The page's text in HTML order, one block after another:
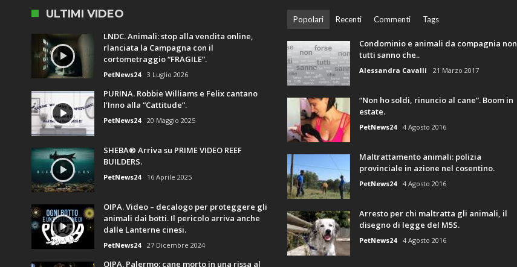
ULTIMI VIDEO
LNDC. Animali: stop alla vendita online,
rlanciata la Campagna con il
cortometraggio “FRAGILE”.
PetNews24 3 Luglio 2026
PURINA. Robbie Williams e Felix cantano
l’Inno alla “Cattitude”.
PetNews24 20 Maggio 2025
SHEBA® Arriva su PRIME VIDEO REEF
BUILDERS.
PetNews24 16 Aprile 2025
OIPA. Video – decalogo per proteggere gli
animali dai botti. Il pericolo arriva anche
dalle Lanterne cinesi.
PetNews24 27 Dicembre 2024
OIPA. Palermo: cane morto in una rissa al
Popolari Recenti Commenti Tags
Condominio e animali da compagnia non
tutti sanno che..
Alessandra Cavalli 21 Marzo 2017
“Non ho soldi, rinuncio al cane”. Boom in
estate.
PetNews24 4 Agosto 2016
Maltrattamento animali: polizia
provinciale in azione nel cosentino.
PetNews24 4 Agosto 2016
Arresto per chi maltratta gli animali, il
disegno di legge del M5S.
PetNews24 4 Agosto 2016